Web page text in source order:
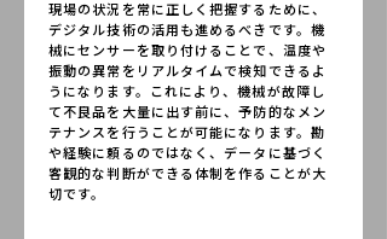
現場の状況を常に正しく把握するために、
デジタル技術の活用も進めるべきです。機
械にセンサーを取り付けることで、温度や
振動の異常をリアルタイムで検知できるよ
うになります。これにより、機械が故障し
て不良品を大量に出す前に、予防的なメン
テナンスを行うことが可能になります。勘
や経験に頼るのではなく、データに基づく
客観的な判断ができる体制を作ることが大
切です。